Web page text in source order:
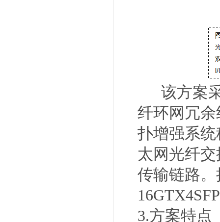
该方案采
纤环网冗
扑增强系
太网光纤交
传输链路
3.方案特点